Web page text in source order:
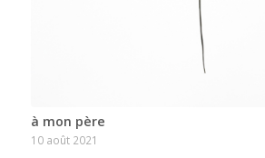
à mon père
10 août 2021